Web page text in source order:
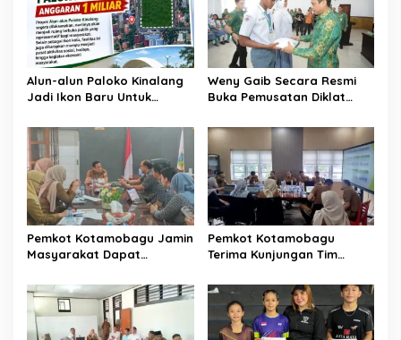
p
o
s
Alun-alun Paloko Kinalang
Jadi Ikon Baru Untuk
Kotamobagu
Weny Gaib Secara Resmi
Buka Pemusatan Diklat
Kotamobagu
Pemkot Kotamobagu Jamin
Masyarakat Dapat
Pemkot Kotamobagu
Terima Kunjungan Tim